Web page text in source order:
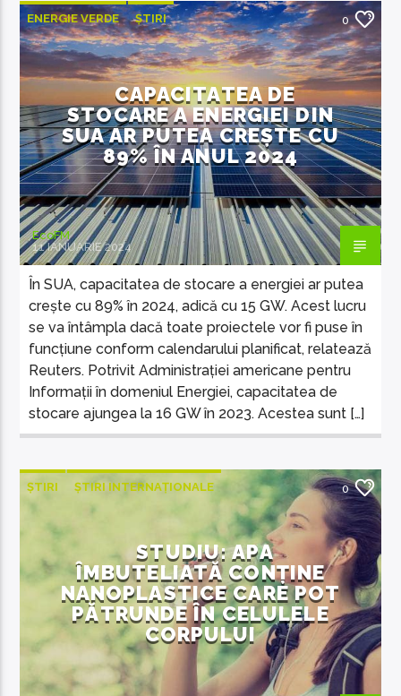
ENERGIE VERDE ȘTIRI
ȘTIRI INTERNAȚIONALE
0
CAPACITATEA DE
STOCARE A ENERGIEI DIN
SUA AR PUTEA CREȘTE CU
89% ÎN ANUL 2024
EcoFM
11 IANUARIE 2024
În SUA, capacitatea de stocare a energiei ar putea
crește cu 89% în 2024, adică cu 15 GW. Acest lucru
se va întâmpla dacă toate proiectele vor fi puse în
funcțiune conform calendarului planificat, relatează
Reuters. Potrivit Administrației americane pentru
Informații în domeniul Energiei, capacitatea de
stocare ajungea la 16 GW în 2023. Acestea sunt […]
ȘTIRI ȘTIRI INTERNAȚIONALE 0
STUDIU: APA
ÎMBUTELIATĂ CONȚINE
NANOPLASTICE CARE POT
PĂTRUNDE ÎN CELULELE
CORPULUI